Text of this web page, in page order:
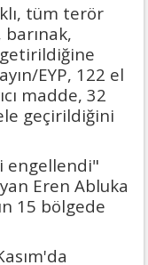
tüm terör
barınak,
EYP, 122 el
madde, 32
geçirildiğini
engellendi"
Eren Abluka
15 bölgede